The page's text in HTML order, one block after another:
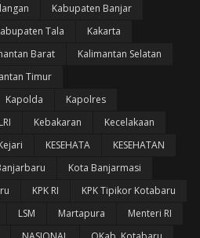
Kabupaten Banjar
Tala
Kakarta
Barat
Kalimantan Selatan
Timur
Kapolda
Kapolres
Kebakaran
Kecelakaan
KESEHATA
KESEHATAN
Kota Banjarmasi
KPK RI
KPK Tipikor Kotabaru
LSM Martapura
Menteri RI